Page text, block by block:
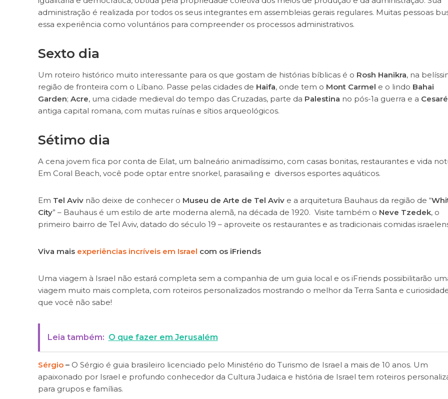
administração é realizada por todos os seus integrantes em assembleias gerais regulares. Muitas pessoas
essa experiência como voluntários para compreender os processos administrativos.
Sexto dia
Um roteiro histórico muito interessante para os que gostam de histórias bíblicas é o Rosh Hanikra, na
região de fronteira com o Líbano. Passe pelas cidades de Haifa, onde tem o Mont Carmel e o lindo Bahai
Garden; Acre, uma cidade medieval do tempo das Cruzadas, parte da Palestina no pós-1a guerra e a
antiga capital romana, com muitas ruínas e sítios arqueológicos.
Sétimo dia
A cena jovem fica por conta de Eilat, um balneário animadíssimo, com casas bonitas, restaurantes e vida
Em Coral Beach, você pode optar entre snorkel, parasailing e diversos esportes aquáticos.
Em Tel Avivnão deixe de conhecer o Museu de Arte de Tel Avive a arquitetura Bauhaus da região de “
City” – Bauhaus é um estilo de arte moderna alemã, na década de 1920. Visite também o Neve Tzedek, o
primeiro bairro de Tel Aviv, datado do século 19 – aproveite os restaurantes e as tradicionais comidas
Viva mais experiências incríveis em Israel com os iFriends
Uma viagem à Israel não estará completa sem a companhia de um guia local e os iFriends possibilitarão
viagem muito mais completa, com roteiros personalizados mostrando o melhor da Terra Santa e
que você não sabe!
Leia também: O que fazer em Jerusalém
Sérgio– O Sérgio é guia brasileiro licenciado pelo Ministério do Turismo de Israel a mais de 10 anos. Um
apaixonado por Israel e profundo conhecedor da Cultura Judaica e história de Israel tem roteiros
para grupos e famílias.